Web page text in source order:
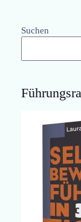
Suchen